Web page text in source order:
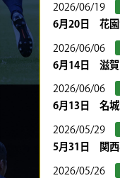
2026/06/19
6月20日 花園
2026/06/06
6月14日 滋
2026/06/06
6月13日 名城
2026/05/29
5月31日 関西
2026/05/26